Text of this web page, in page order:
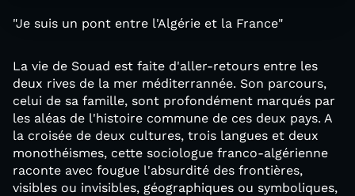
"Je suis un pont entre l'Algérie et la France"
La vie de Souad est faite d'aller-retours entre les
deux rives de la mer méditerrannée. Son parcours,
celui de sa famille, sont profondément marqués par
les aléas de l'histoire commune de ces deux pays. A
la croisée de deux cultures, trois langues et deux
monothéismes, cette sociologue franco-algérienne
raconte avec fougue l'absurdité des frontières,
visibles ou invisibles, géographiques ou symboliques,